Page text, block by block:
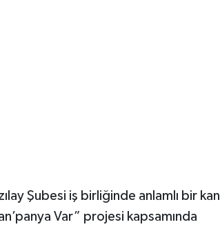
Şubesi iş birliğinde anlamlı bir kan
Var” projesi kapsamında